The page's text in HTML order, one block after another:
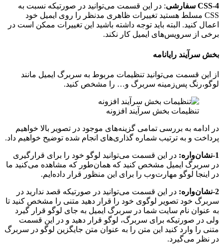
4-CSS سفارشی
: در این قسمت می‌توانید در صورتیکه نسبت به
CSS مسلط هستید تغییرات ظاهری مدنظر را روی ایمیل خود
اعمال کنید. البته باید توجه داشته باشید این تغییرات ممکن است در
برخی از سرویس‌های ایمیل کار نکند.
بخش سرآیند رایانامه
از این قسمت می‌توانید تنظیمات مربوط به سربرگ ایمیل مانند
لوگو،رنگ پس‌زمینه سربرگ و… را مشخص کنید.
تنظیمات بخش سرآیند افزونه
در ادامه به بررسی تمامی گزینه‌های موجود در تصویر بالا خواهیم
پرداخت و به ترتیب شماره گذاری‌های انجام شده توضیح خواهیم داد.
1-نشان‌واره:
در این قسمت می‌توانید لوگو خود را برای قرارگیری
در سربرگ ایمیل مشخص کنید که همان‌طور که مشاهده می‌کنید ما
در اینجا لوگو مهارت‌وب را برای این منظور قرار داده‌ایم.
2-نشان‌واره:
در این قسمت می‌توانید در صورتیکه قصد ندارید در
سربرگ خود تصویر لوگوی خود را قرار دهید متنی را مشخص کنید تا
به عنوان نام سایت شما در سربرگ ایمیل به جای لوگو قرار گیرد
ولی در صورتیکه برای سربرگ، لوگو قرار دهید و در این قسمت
متنی را وارد کنید این متن را به عنوان متن جایگزین لوگو در سربرگ
در نظر می‌گیرد.